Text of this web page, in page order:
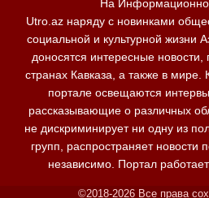
На
Utro.az наряду с новинками
социальной и культурной жизни
доносятся интересные
странах Кавказа, а также в мире.
портале освещаются
рассказывающие о различных
не дискриминирует ни одну из
групп, распространяет новости
независимо. Портал
©2018-2026 Все права